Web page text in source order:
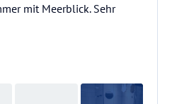
mit Meerblick. Sehr